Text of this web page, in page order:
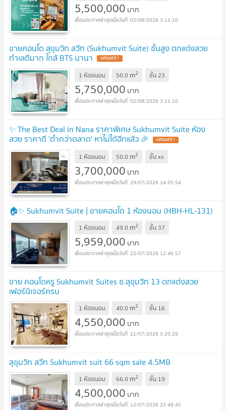
5,500,000 บาท
02/08/2026 3:11:10
ขายคอนโด สุขุมวิท สวีท (Sukhumvit Suite) ชั้นสูง ตกแต่งสวย
ทำเลดีมาก ใกล้ BTS นานา UPDATE !
1 ห้องนอน 50.0 m2 ชั้น23
5,750,000 บาท
02/08/2026 3:11:10
✨ The Best Deal in Nana ราคาพิเศษ Sukhumvit Suite ห้อง
สวย ราคาดี 'ต่ำกว่าตลาด' หาไม่ได้อีกแล้ว 🎉 UPDATE !
1 ห้องนอน 50.0 m2 ชั้นxx
3,700,000 บาท
29/07/2026 14:05:54
🏠✨ Sukhumvit Suite | ขายคอนโด 1 ห้องนอน (HBH-HL-131)
1 ห้องนอน 49.0 m2 ชั้น 37
5,959,000 บาท
22/07/2026 12:46:57
ขาย คอนโดหรู Sukhumvit Suites ซ.สุขุมวิท 13 ตกแต่งสวย
เฟอร์นิเจอร์ครบ
1 ห้องนอน 40.0 m2 ชั้น 16
4,550,000 บาท
21/07/2026 3:20:29
สุขุมวิท สวีท Sukhumvit suit 66 sqm sale 4.5MB
1 ห้องนอน 66.0 m2 ชั้น 19
4,500,000 บาท
12/07/2026 23:49:45